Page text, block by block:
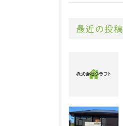
最近の投稿